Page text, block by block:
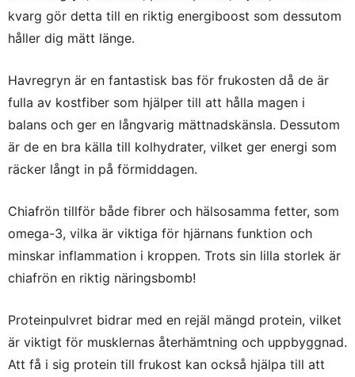
kvarg gör detta till en riktig energiboost som dessutom
håller dig mätt länge.
Havregryn är en fantastisk bas för frukosten då de är
fulla av kostfiber som hjälper till att hålla magen i
balans och ger en långvarig mättnadskänsla. Dessutom
är de en bra källa till kolhydrater, vilket ger energi som
räcker långt in på förmiddagen.
Chiafrön tillför både fibrer och hälsosamma fetter, som
omega-3, vilka är viktiga för hjärnans funktion och
minskar inflammation i kroppen. Trots sin lilla storlek är
chiafrön en riktig näringsbomb!
Proteinpulvret bidrar med en rejäl mängd protein, vilket
är viktigt för musklernas återhämtning och uppbyggnad.
Att få i sig protein till frukost kan också hjälpa till att